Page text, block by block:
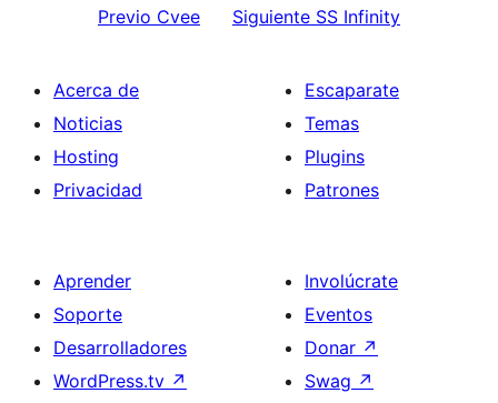
Previo Cvee Siguiente SS Infinity
Acerca de
Noticias
Hosting
Privacidad
Escaparate
Temas
Plugins
Patrones
Aprender
Soporte
Desarrolladores
WordPress.tv ↗
Involúcrate
Eventos
Donar ↗
Swag ↗